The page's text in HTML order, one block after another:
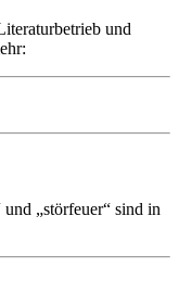
und
„störfeuer“ sind in